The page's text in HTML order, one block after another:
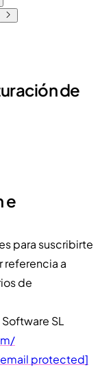
de
e
para suscribirte
referencia a
de
SL
protected]